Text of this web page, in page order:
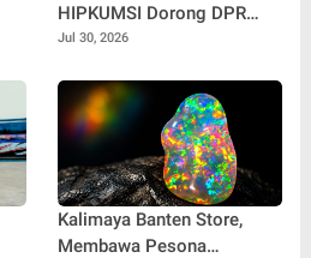
HIPKUMSI Dorong DPR
Segera Bertindak
Jul 30, 2026
Kalimaya Banten Store,
Membawa Pesona